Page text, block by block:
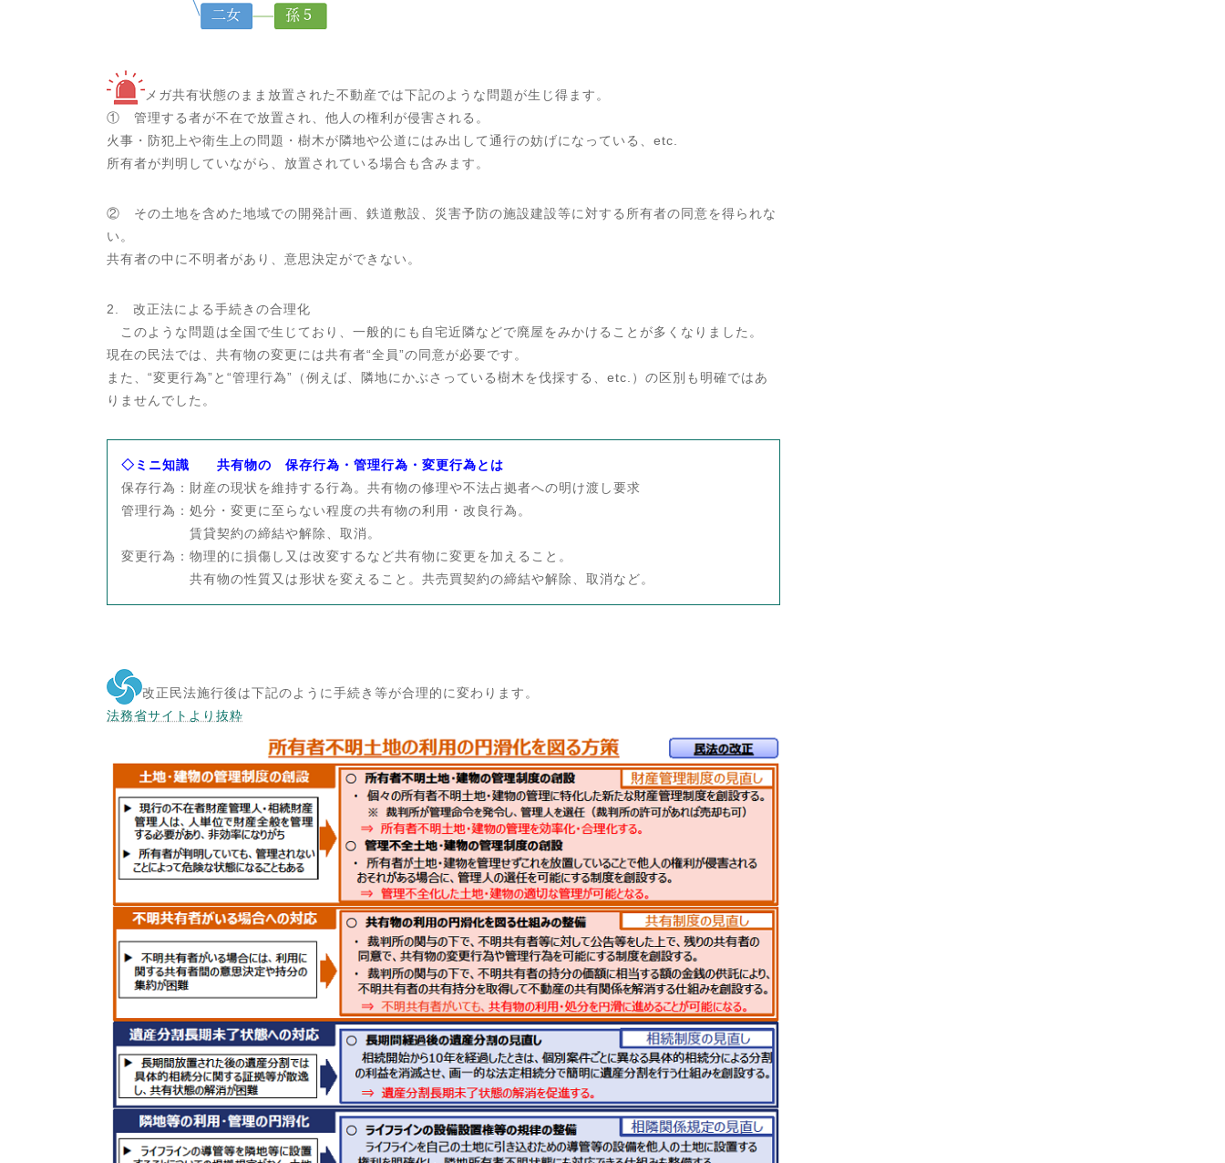
メガ共有状態のまま放置された不動産では下記のような問題が生じ得ます。
① 管理する者が不在で放置され、他人の権利が侵害される。
火事・防犯上や衛生上の問題・樹木が隣地や公道にはみ出して通行の妨げになっている、etc.
所有者が判明していながら、放置されている場合も含みます。
② その土地を含めた地域での開発計画、鉄道敷設、災害予防の施設建設等に対する所有者の同意を得られな
い。
共有者の中に不明者があり、意思決定ができない。
2. 改正法による手続きの合理化
このような問題は全国で生じており、一般的にも自宅近隣などで廃屋をみかけることが多くなりました。
現在の民法では、共有物の変更には共有者“全員”の同意が必要です。
また、“変更行為”と“管理行為”（例えば、隣地にかぶさっている樹木を伐採する、etc.）の区別も明確ではあ
りませんでした。
◇ミニ知識 共有物の 保存行為・管理行為・変更行為とは
保存行為：財産の現状を維持する行為。共有物の修理や不法占拠者への明け渡し要求
管理行為：処分・変更に至らない程度の共有物の利用・改良行為。
賃貸契約の締結や解除、取消。
変更行為：物理的に損傷し又は改変するなど共有物に変更を加えること。
共有物の性質又は形状を変えること。共売買契約の締結や解除、取消など。
改正民法施行後は下記のように手続き等が合理的に変わります。
法務省サイトより抜粋